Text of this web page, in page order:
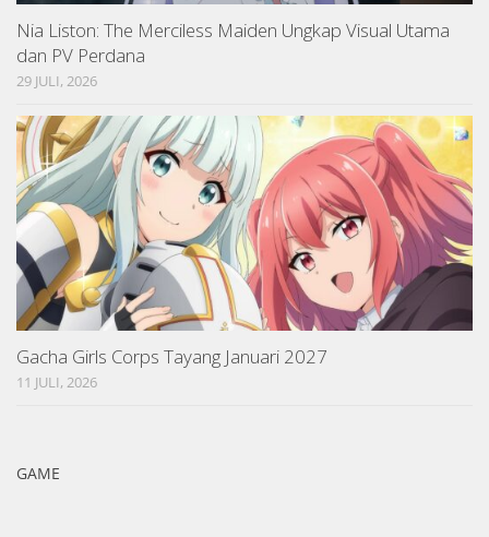
Nia Liston: The Merciless Maiden Ungkap Visual Utama
dan PV Perdana
29 JULI, 2026
Gacha Girls Corps Tayang Januari 2027
11 JULI, 2026
GAME